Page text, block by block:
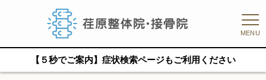
MENU
【５秒でご案内】症状検索ページもご利用ください